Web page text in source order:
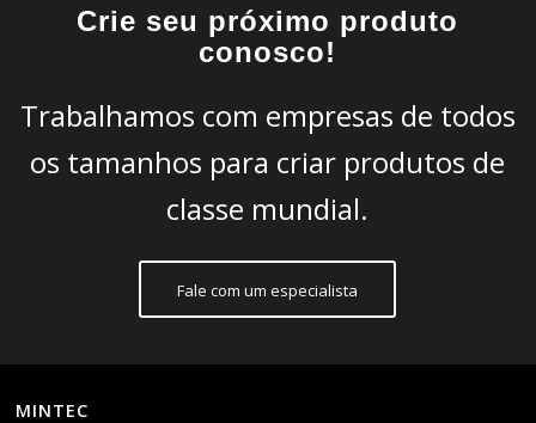
Crie seu próximo produto
conosco!
Trabalhamos com empresas de todos
os tamanhos para criar produtos de
classe mundial.
Fale com um especialista
MINTEC